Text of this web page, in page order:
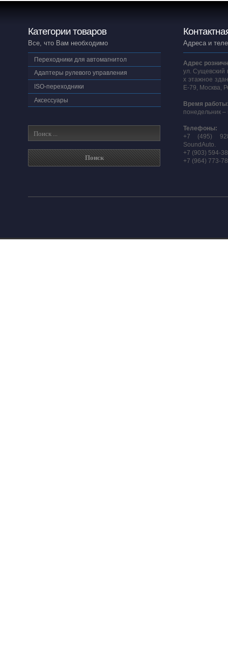
Категории товаров
Все, что Вам необходимо
Переходники для автомагнитол
Адаптеры рулевого управления
ISO-переходники
Аксессуары
Адреса и
Адрес
ул. Сущевский
х этажное
E-79, Москва,
Время
понедельник –
Телефоны:
+7 (495)
SoundAuto.
+7 (903) 594-
+7 (964) 773-